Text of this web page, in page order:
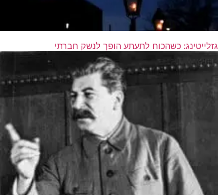
גזלייטינג: כשהכוח לתעתע הופך לנשק חברתי